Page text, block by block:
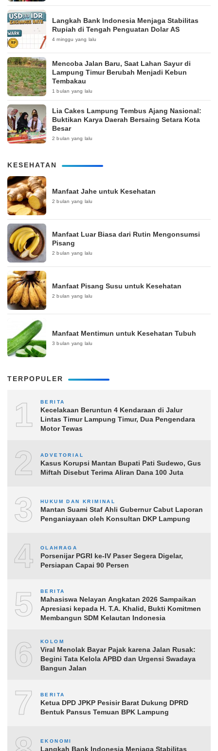
Langkah Bank Indonesia Menjaga Stabilitas
Rupiah di Tengah Penguatan Dolar AS
4 minggu yang lalu
Mencoba Jalan Baru, Saat Lahan Sayur di
Lampung Timur Berubah Menjadi Kebun
Tembakau
1 bulan yang lalu
Lia Cakes Lampung Tembus Ajang Nasional:
Buktikan Karya Daerah Bersaing Setara Kota
Besar
2 bulan yang lalu
KESEHATAN
Manfaat Jahe untuk Kesehatan
2 bulan yang lalu
Manfaat Luar Biasa dari Rutin Mengonsumsi
Pisang
2 bulan yang lalu
Manfaat Pisang Susu untuk Kesehatan
2 bulan yang lalu
Manfaat Mentimun untuk Kesehatan Tubuh
3 bulan yang lalu
TERPOPULER
1 BERITA
Kecelakaan Beruntun 4 Kendaraan di Jalur
Lintas Timur Lampung Timur, Dua Pengendara
Motor Tewas
2 ADVETORIAL
Kasus Korupsi Mantan Bupati Pati Sudewo, Gus
Miftah Disebut Terima Aliran Dana 100 Juta
3 HUKUM DAN KRIMINAL
Mantan Suami Staf Ahli Gubernur Cabut Laporan
Penganiayaan oleh Konsultan DKP Lampung
4 OLAHRAGA
Porsenijar PGRI ke-IV Paser Segera Digelar,
Persiapan Capai 90 Persen
5 BERITA
Mahasiswa Nelayan Angkatan 2026 Sampaikan
Apresiasi kepada H. T.A. Khalid, Bukti Komitmen
Membangun SDM Kelautan Indonesia
6 KOLOM
Viral Menolak Bayar Pajak karena Jalan Rusak:
Begini Tata Kelola APBD dan Urgensi Swadaya
Bangun Jalan
7 BERITA
Ketua DPD JPKP Pesisir Barat Dukung DPRD
Bentuk Pansus Temuan BPK Lampung
EKONOMI
Langkah Bank Indonesia Menjaga Stabilitas